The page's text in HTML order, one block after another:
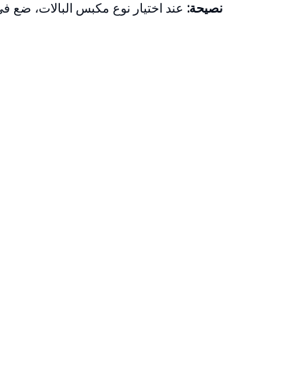
نصيحة: عند اختيار نوع مكبس البالات، ضع